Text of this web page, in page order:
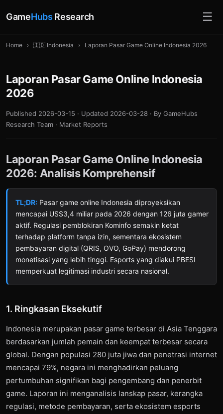
GameHubs Research ☰
Home › 🇮🇩 Indonesia › Laporan Pasar Game Online Indonesia 2026
Laporan Pasar Game Online Indonesia
2026
Published 2026-03-15 · Updated 2026-03-28 · By GameHubs
Research Team · Market Reports
Laporan Pasar Game Online Indonesia
2026: Analisis Komprehensif
TL;DR: Pasar game online Indonesia diproyeksikan
mencapai US$3,4 miliar pada 2026 dengan 126 juta gamer
aktif. Regulasi pemblokiran Kominfo semakin ketat
terhadap platform tanpa izin, sementara ekosistem
pembayaran digital (QRIS, OVO, GoPay) mendorong
monetisasi yang lebih tinggi. Esports yang diakui PBESI
memperkuat legitimasi industri secara nasional.
1. Ringkasan Eksekutif
Indonesia merupakan pasar game terbesar di Asia Tenggara
berdasarkan jumlah pemain dan keempat terbesar secara
global. Dengan populasi 280 juta jiwa dan penetrasi internet
mencapai 79%, negara ini menghadirkan peluang
pertumbuhan signifikan bagi pengembang dan penerbit
game. Laporan ini menganalisis lanskap pasar, kerangka
regulasi, metode pembayaran, serta ekosistem esports